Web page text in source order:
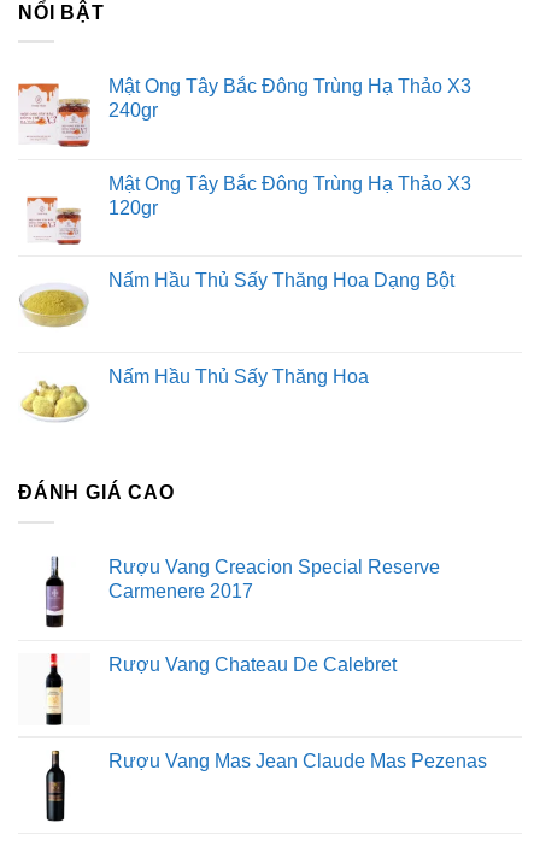
NỔI BẬT
Mật Ong Tây Bắc Đông Trùng Hạ Thảo X3
240gr
Mật Ong Tây Bắc Đông Trùng Hạ Thảo X3
120gr
Nấm Hầu Thủ Sấy Thăng Hoa Dạng Bột
Nấm Hầu Thủ Sấy Thăng Hoa
ĐÁNH GIÁ CAO
Rượu Vang Creacion Special Reserve
Carmenere 2017
Rượu Vang Chateau De Calebret
Rượu Vang Mas Jean Claude Mas Pezenas